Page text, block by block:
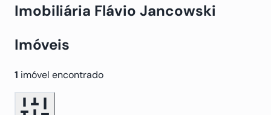
Imobiliária Flávio Jancowski
Imóveis
1 imóvel encontrado